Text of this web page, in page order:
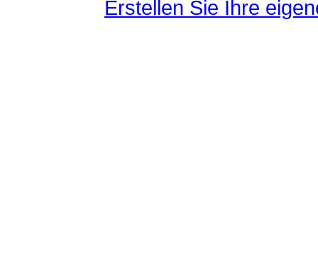
Erstellen Sie Ihre